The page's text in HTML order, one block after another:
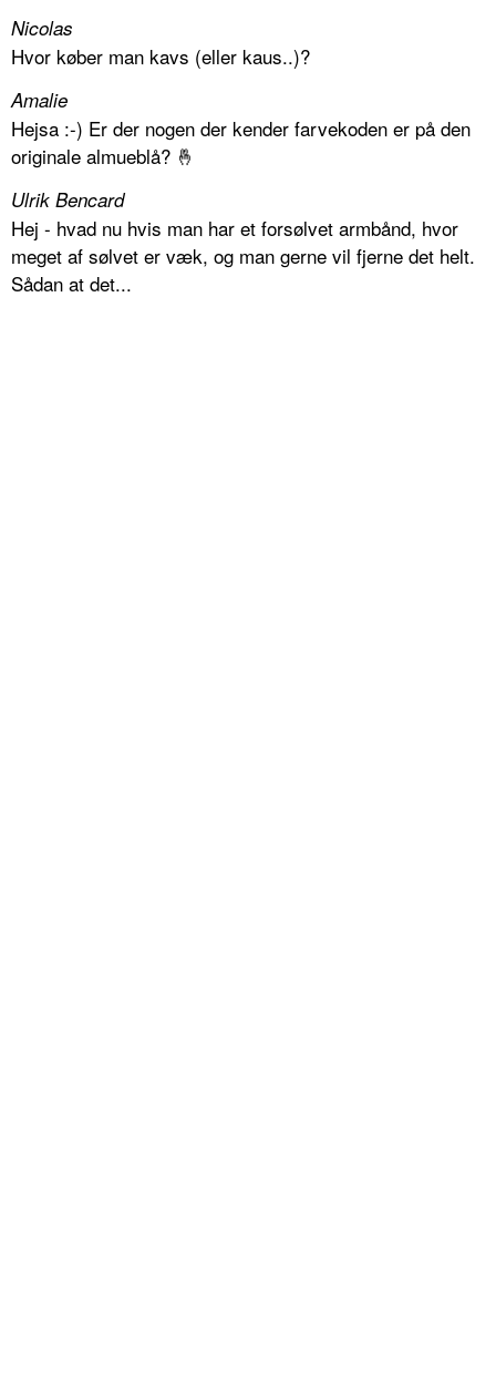
Nicolas
Hvor køber man kavs (eller kaus..)?
Amalie
Hejsa :-) Er der nogen der kender farvekoden er på den
originale almueblå? 🤞
Ulrik Bencard
Hej - hvad nu hvis man har et forsølvet armbånd, hvor
meget af sølvet er væk, og man gerne vil fjerne det helt.
Sådan at det...